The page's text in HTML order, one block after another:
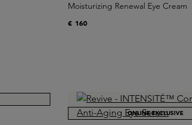
Moisturizing Renewal Eye Cream
€ 160
ONLINE EXCLUSIVE